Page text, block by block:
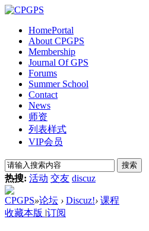
HomePortal
About CPGPS
Membership
Journal Of GPS
Forums
Summer School
Contact
News
师资
列表样式
VIP会员
搜索
热搜: 活动 交友 discuz
CPGPS»论坛 › Discuz!› 课程
收藏本版 |订阅